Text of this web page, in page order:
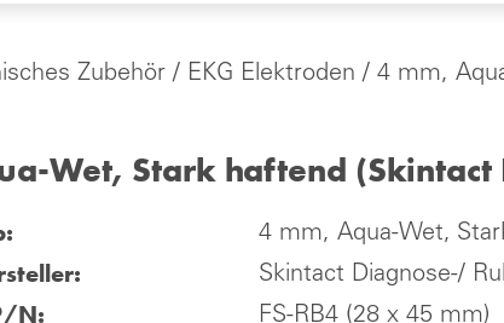
Zubehör / EKG Elektroden / 4 mm,
Wet, Stark haftend (Skintact
4 mm, Aqua-Wet,
Skintact Diagnose-/
N: FS-RB4 (28 x 45 mm)